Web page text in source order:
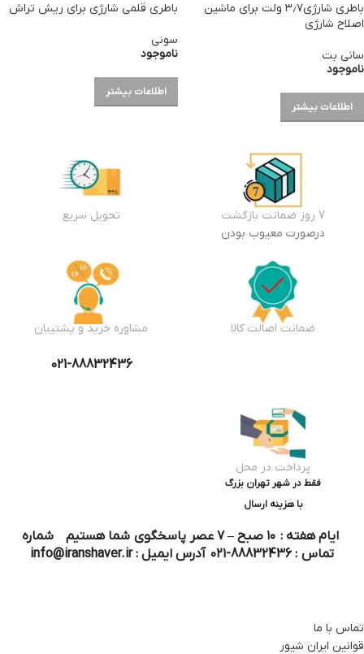
باطری شارژی۳٫۷ ولت برای ماشین
اصلاح شارژی
سانی بت
ناموجود
اطلاعات بیشتر
باطری قلمی شارژی برای ریش تراش
سونی
ناموجود
اطلاعات بیشتر
7 روز ضمانت بازگشت
درصورت معیوب بودن
تحویل سریع
ضمانت اصالت کالا مشاوره خرید و پشتیبان
021-88832436
پرداخت در محل
فقط در شهر تهران بزرگ
با هزینه ارسال
ایام هفته : ۱۰ صبح – ۷ عصر پاسخگوی شما هستیم شماره
تماس : 88832436-۰۲۱ آدرس ایمیل : info@iranshaver.ir
تماس با ما
قوانین ایران شیور